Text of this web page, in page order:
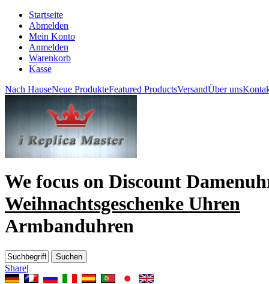
Startseite
Abmelden
Mein Konto
Anmelden
Warenkorb
Kasse
Nach HauseNeue ProdukteFeatured ProductsVersandÜber uns
We focus on Discount
Weihnachtsgeschenke Uhren
Armbanduhren
Share|